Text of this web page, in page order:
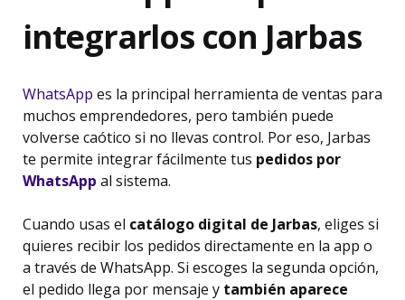
integrarlos con Jarbas
WhatsApp es la principal herramienta de ventas para
muchos emprendedores, pero también puede
volverse caótico si no llevas control. Por eso, Jarbas
te permite integrar fácilmente tus pedidos por
WhatsApp al sistema.
Cuando usas el catálogo digital de Jarbas, eliges si
quieres recibir los pedidos directamente en la app o
a través de WhatsApp. Si escoges la segunda opción,
el pedido llega por mensaje y también aparece